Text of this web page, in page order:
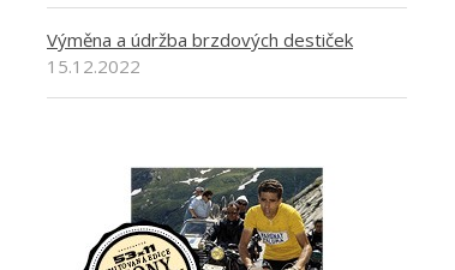
Výměna a údržba brzdových destiček
15.12.2022